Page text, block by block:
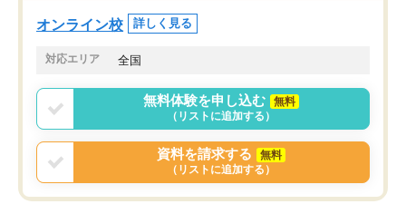
オンライン校 詳しく見る
対応エリア 全国
無料体験を申し込む
無料
（リストに追加する）
資料を請求する
無料
（リストに追加する）